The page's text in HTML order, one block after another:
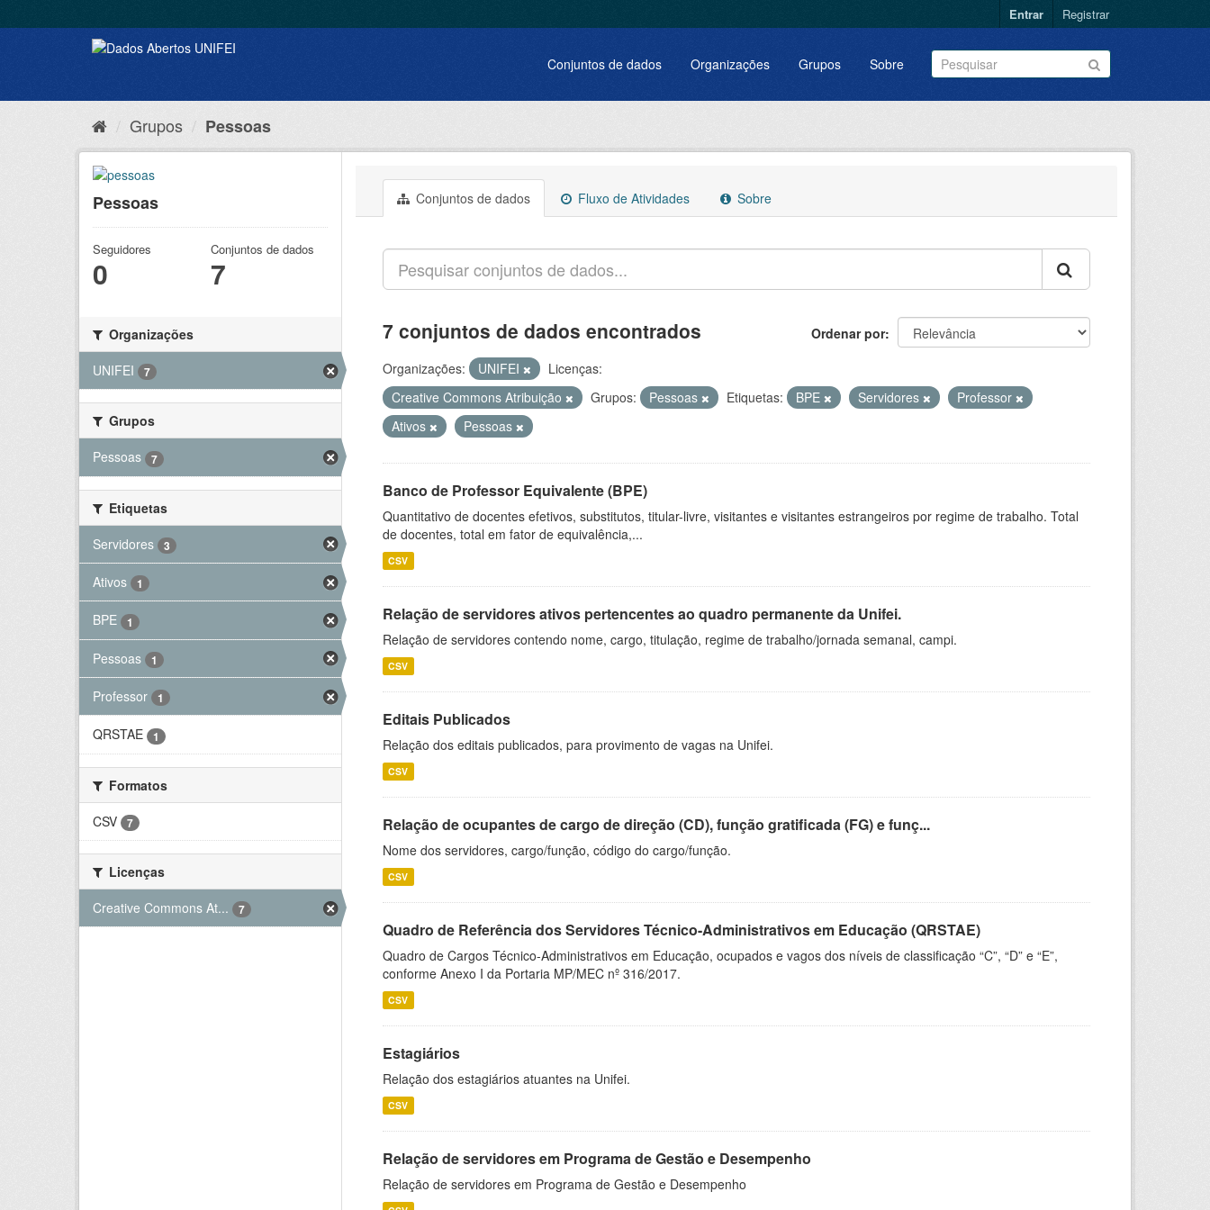
Entrar Registrar
Conjuntos de dados Organizações Grupos Sobre
Grupos Pessoas
Pessoas
Seguidores
0
Conjuntos de dados
7
Organizações
UNIFEI
7
Grupos
Pessoas
7
Etiquetas
Servidores
3
Ativos 1
BPE 1
Pessoas 1
Professor 1
QRSTAE 1
Formatos
CSV
7
Licenças
Creative Commons At...
7
Conjuntos de dados Fluxo de Atividades Sobre
Ordenar por
7 conjuntos de dados encontrados
Organizações: UNIFEI
Licenças:
Creative Commons Atribuição
Grupos: Pessoas Etiquetas: BPE Servidores
Professor
Ativos
Pessoas
Banco de Professor Equivalente (BPE)
Quantitativo de docentes efetivos, substitutos, titular-livre, visitantes e visitantes estrangeiros por regime de trabalho. Total
de docentes, total em fator de equivalência,...
CSV
Relação de servidores ativos pertencentes ao quadro permanente da Unifei.
Relação de servidores contendo nome, cargo, titulação, regime de trabalho/jornada semanal, campi.
CSV
Editais Publicados
Relação dos editais publicados, para provimento de vagas na Unifei.
CSV
Relação de ocupantes de cargo de direção (CD), função gratificada (FG) e funç...
Nome dos servidores, cargo/função, código do cargo/função.
CSV
Quadro de Referência dos Servidores Técnico-Administrativos em Educação (QRSTAE)
Quadro de Cargos Técnico-Administrativos em Educação, ocupados e vagos dos níveis de classificação “C”, “D” e “E”,
conforme Anexo I da Portaria MP/MEC nº 316/2017.
CSV
Estagiários
Relação dos estagiários atuantes na Unifei.
CSV
Relação de servidores em Programa de Gestão e Desempenho
Relação de servidores em Programa de Gestão e Desempenho